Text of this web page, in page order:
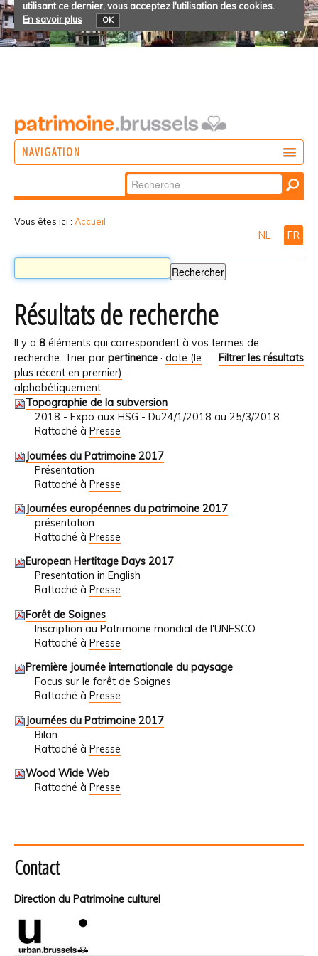
utilisant ce dernier, vous acceptez l'utilisation des cookies.
En savoir plus
OK
NAVIGATION
Chercher par
Recherche
Vous êtes ici : Accueil
NL FR
Résultats de recherche
Il y a 8 éléments qui correspondent à vos termes de
recherche.
Filtrer les résultats
Trier par pertinence · date (le
plus récent en premier) ·
alphabétiquement
Topographie de la subversion
2018 - Expo aux HSG - Du24/1/2018 au 25/3/2018
Rattaché à Presse
Journées du Patrimoine 2017
Présentation
Rattaché à Presse
Journées européennes du patrimoine 2017
présentation
Rattaché à Presse
European Hertitage Days 2017
Presentation in English
Rattaché à Presse
Forêt de Soignes
Inscription au Patrimoine mondial de l'UNESCO
Rattaché à Presse
Première journée internationale du paysage
Focus sur le forêt de Soignes
Rattaché à Presse
Journées du Patrimoine 2017
Bilan
Rattaché à Presse
Wood Wide Web
Rattaché à Presse
Contact
Direction du Patrimoine culturel